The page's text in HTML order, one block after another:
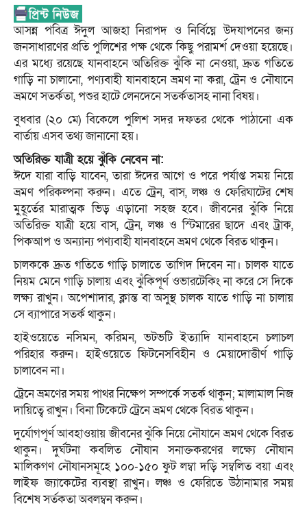
আসন্ন পবিত্র ঈদুল আজহা নিরাপদ ও নির্বিঘ্নে উদযাপনের জন্য
জনসাধারণের প্রতি পুলিশের পক্ষ থেকে কিছু পরামর্শ দেওয়া হয়েছে।
এর মধ্যে রয়েছে যানবাহনে অতিরিক্ত ঝুঁকি না নেওয়া, দ্রুত গতিতে
গাড়ি না চালানো, পণ্যবাহী যানবাহনে ভ্রমণ না করা, ট্রেন ও নৌযানে
ভ্রমণে সতর্কতা, পশুর হাটে লেনদেনে সতর্কতাসহ নানা বিষয়।
বুধবার (২০ মে) বিকেলে পুলিশ সদর দফতর থেকে পাঠানো এক
বার্তায় এসব তথ্য জানানো হয়।
অতিরিক্ত যাত্রী হয়ে ঝুঁকি নেবেন না:
ঈদে যারা বাড়ি যাবেন, তারা ঈদের আগে ও পরে পর্যাপ্ত সময় নিয়ে
ভ্রমণ পরিকল্পনা করুন। এতে ট্রেন, বাস, লঞ্চ ও ফেরিঘাটের শেষ
মুহূর্তের মারাত্মক ভিড় এড়ানো সহজ হবে। জীবনের ঝুঁকি নিয়ে
অতিরিক্ত যাত্রী হয়ে বাস, ট্রেন, লঞ্চ ও স্টিমারের ছাদে এবং ট্রাক,
পিকআপ ও অন্যান্য পণ্যবাহী যানবাহনে ভ্রমণ থেকে বিরত থাকুন।
চালককে দ্রুত গতিতে গাড়ি চালাতে তাগিদ দিবেন না। চালক যাতে
নিয়ম মেনে গাড়ি চালায় এবং ঝুঁকিপূর্ণ ওভারটেকিং না করে সে দিকে
লক্ষ্য রাখুন। অপেশাদার, ক্লান্ত বা অসুস্থ চালক যাতে গাড়ি না চালায়
সে ব্যাপারে সতর্ক থাকুন।
হাইওয়েতে নসিমন, করিমন, ভটভটি ইত্যাদি যানবাহনে চলাচল
পরিহার করুন। হাইওয়েতে ফিটনেসবিহীন ও মেয়াদোত্তীর্ণ গাড়ি
চালাবেন না।
ট্রেনে ভ্রমণের সময় পাথর নিক্ষেপ সম্পর্কে সতর্ক থাকুন; মালামাল নিজ
দায়িত্বে রাখুন। বিনা টিকেটে ট্রেনে ভ্রমণ থেকে বিরত থাকুন।
দুর্যোগপূর্ণ আবহাওয়ায় জীবনের ঝুঁকি নিয়ে নৌযানে ভ্রমণ থেকে বিরত
থাকুন। দুর্ঘটনা কবলিত নৌযান সনাক্তকরণের লক্ষ্যে নৌযান
মালিকগণ নৌযানসমূহে ১০০-১৫০ ফুট লম্বা দড়ি সম্বলিত বয়া এবং
লাইফ জ্যাকেটের ব্যবস্থা রাখুন। লঞ্চ ও ফেরিতে উঠানামার সময়
বিশেষ সর্তকতা অবলম্বন করুন।